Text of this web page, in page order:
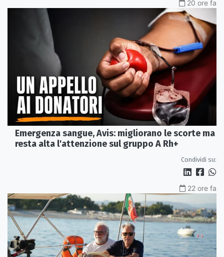
20 ore fa
Emergenza sangue, Avis: migliorano le scorte ma
resta alta l'attenzione sul gruppo A Rh+
Condividi su:
22 ore fa